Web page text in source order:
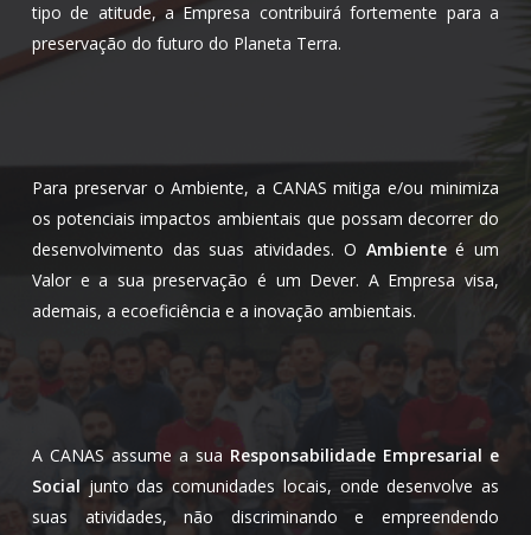
tipo de atitude, a Empresa contribuirá fortemente para a
preservação do futuro do Planeta Terra.
Para preservar o Ambiente, a CANAS mitiga e/ou minimiza
os potenciais impactos ambientais que possam decorrer do
desenvolvimento das suas atividades. O Ambienteé um
Valor e a sua preservação é um Dever. A Empresa visa,
ademais, a ecoeficiência e a inovação ambientais.
A CANAS assume a sua Responsabilidade Empresarial e
Social junto das comunidades locais, onde desenvolve as
suas atividades, não discriminando e empreendendo